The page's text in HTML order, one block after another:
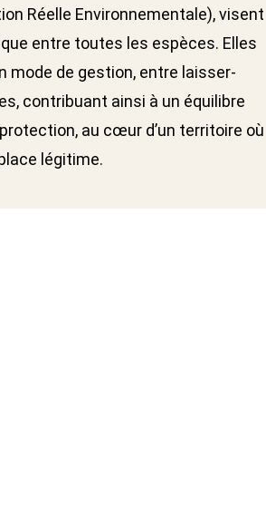
Réelle Environnementale), visent
entre toutes les espèces. Elles
mode de gestion, entre laisser-
contribuant ainsi à un équilibre
au cœur d’un territoire où
légitime.